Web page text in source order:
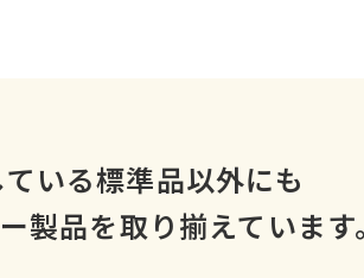
いる標準品以外にも
製品を取り揃えています。